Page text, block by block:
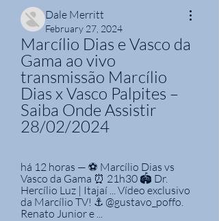
Dale Merritt
February 27, 2024
Marcílio Dias e Vasco da
Gama ao vivo
transmissão Marcílio
Dias x Vasco Palpites –
Saiba Onde Assistir
28/02/2024
há 12 horas — ⚽ Marcílio Dias vs
Vasco da Gama ⏰ 21h30 🏟️ Dr.
Hercílio Luz | Itajaí ... Vídeo exclusivo
da Marcílio TV! ⚓ @gustavo_poffo.
Renato Junior e ...